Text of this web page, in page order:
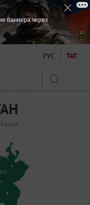
РУС ТАТ
баннера через